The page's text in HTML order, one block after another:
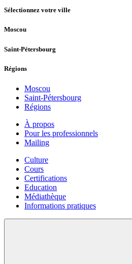
Sélectionnez votre ville
Moscou
Saint-Pétersbourg
Régions
Moscou
Saint-Pétersbourg
Régions
À propos
Pour les professionnels
Mailing
Culture
Cours
Certifications
Education
Médiathèque
Informations pratiques